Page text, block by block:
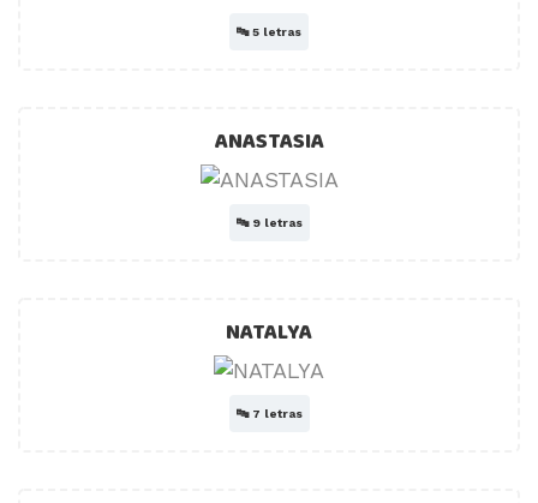
🔤5 letras
ANASTASIA
🔤 9 letras
NATALYA
🔤 7 letras